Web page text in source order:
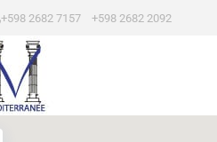
+598 2682 7157 +598 2682 2092